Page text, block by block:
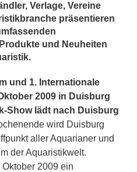
Verlage, Vereine
präsentieren
und Neuheiten
und 1. Internationale
2009 in Duisburg
Show lädt nach Duisburg
wird Duisburg
aller Aquarianer und
der Aquaristikwelt.
2009 ein